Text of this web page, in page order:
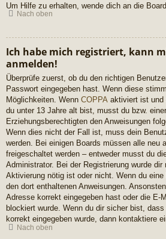
Um Hilfe zu erhalten, wende dich an die
Nach oben
Ich habe mich registriert, kann
anmelden!
Überprüfe zuerst, ob du den richtigen
Passwort eingegeben hast. Wenn diese
Möglichkeiten. Wenn COPPA aktiviert ist und
du unter 13 Jahre alt bist, musst du bzw.
Erziehungsberechtigten den Anweisungen
Wenn dies nicht der Fall ist, muss dein
werden. Bei einigen Boards müssen alle neu
freigeschaltet werden – entweder musst du
Administrator. Bei der Registrierung wurde
Aktivierung nötig ist oder nicht. Wenn du
den dort enthaltenen Anweisungen.
Adresse korrekt eingegeben hast oder die E-
blockiert wurde. Wenn du dir sicher bist,
korrekt eingegeben wurde, dann kontaktiere
Nach oben